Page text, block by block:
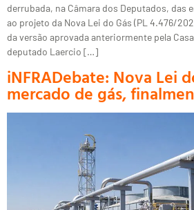
derrubada, na Câmara dos Deputados, das
ao projeto da Nova Lei do Gás (PL 4.476/
da versão aprovada anteriormente pela
deputado Laercio […]
iNFRADebate: Nova Lei
mercado de gás,